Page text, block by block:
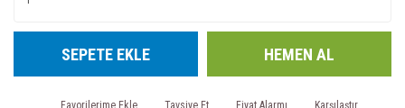
SEPETE EKLE HEMEN AL
Tavsiye Et Fiyat Alarmı Karşılaştır